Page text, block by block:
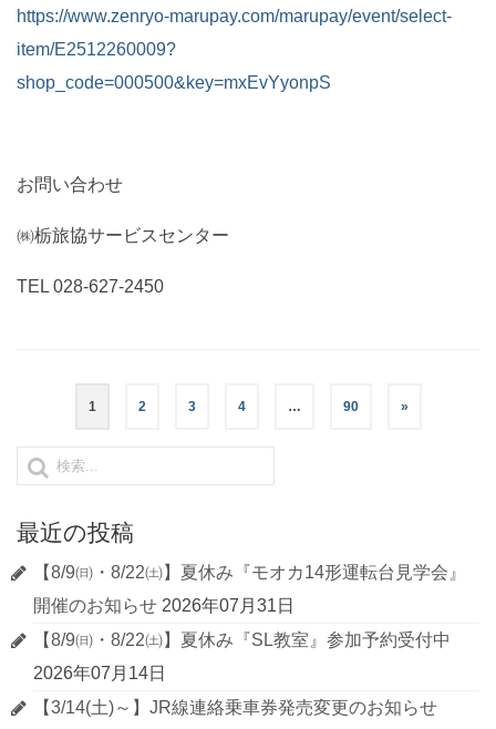
https://www.zenryo-marupay.com/marupay/event/select-
item/E2512260009?
shop_code=000500&key=mxEvYyonpS
お問い合わせ
㈱栃旅協サービスセンター
TEL 028-627-2450
1 2 3 4 … 90 »
最近の投稿
【8/9㈰・8/22㈯】夏休み『モオカ14形運転台見学会』
開催のお知らせ 2026年07月31日
【8/9㈰・8/22㈯】夏休み『SL教室』参加予約受付中
2026年07月14日
【3/14(土)～】JR線連絡乗車券発売変更のお知らせ